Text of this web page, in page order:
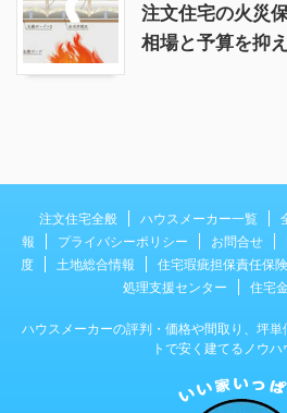
注文住宅の火災
相場と予算を抑
注文住宅全般 ハウスメーカー一覧
報
プライバシーポリシー お問合せ
度
土地総合情報 住宅瑕疵担保責任保
処理支援センター
住宅
ハウスメーカーの評判・価格や間取り、坪
トで安く建てるノウハ